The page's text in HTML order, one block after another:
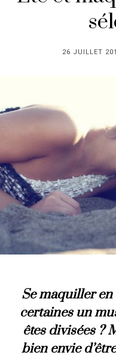
PUBLIÉ
26 JUILLET
Se maquiller
certaines un
êtes divisées ?
bien envie